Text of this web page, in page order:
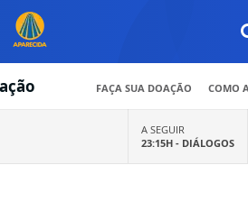
FAÇA SUA DOAÇÃO COMO
A SEGUIR
23:15H - DIÁLOGOS